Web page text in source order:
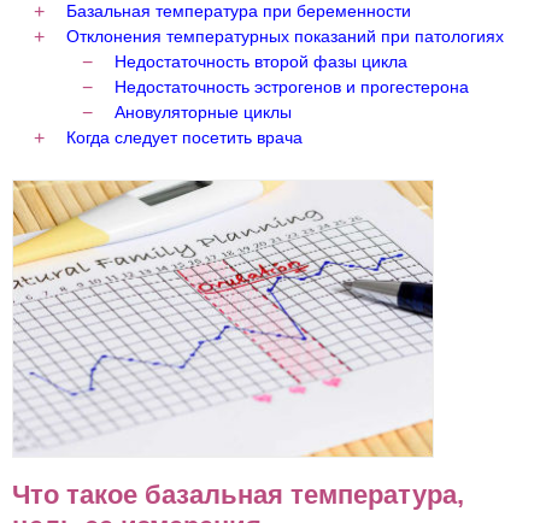
Базальная температура при беременности
Отклонения температурных показаний при патологиях
Недостаточность второй фазы цикла
Недостаточность эстрогенов и прогестерона
Ановуляторные циклы
Когда следует посетить врача
Что такое базальная температура,